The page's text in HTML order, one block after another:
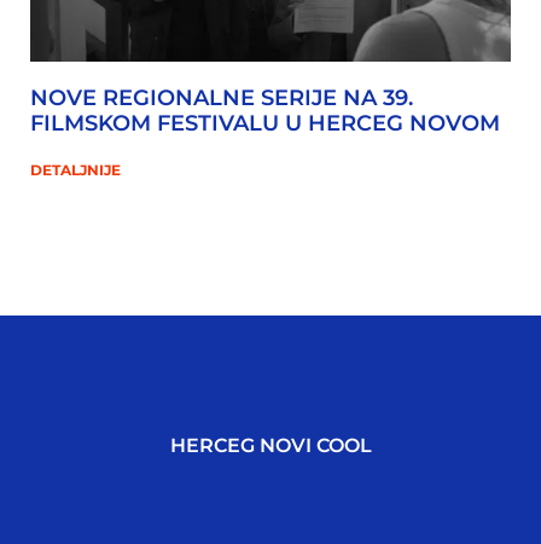
NOVE REGIONALNE SERIJE NA 39.
FILMSKOM FESTIVALU U HERCEG NOVOM
DETALJNIJE
HERCEG NOVI COOL